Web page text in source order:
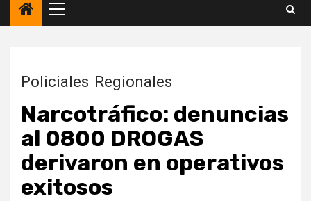
Menú
principal
Policiales Regionales
Narcotráfico: denuncias
al 0800 DROGAS
derivaron en operativos
exitosos